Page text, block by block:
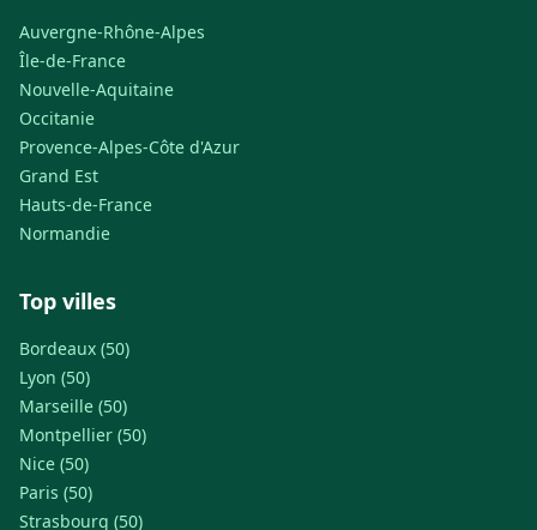
Auvergne-Rhône-Alpes
Île-de-France
Nouvelle-Aquitaine
Occitanie
Provence-Alpes-Côte d'Azur
Grand Est
Hauts-de-France
Normandie
Top villes
Bordeaux (50)
Lyon (50)
Marseille (50)
Montpellier (50)
Nice (50)
Paris (50)
Strasbourg (50)